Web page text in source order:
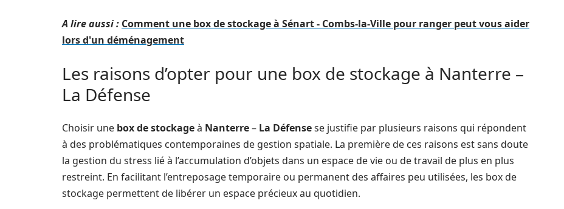
A lire aussi : Comment une box de stockage à Sénart - Combs-la-Ville pour ranger peut vous aider
lors d'un déménagement
Les raisons d’opter pour une box de stockage à Nanterre –
La Défense
Choisir une box de stockageà Nanterre– La Défensese justifie par plusieurs raisons qui répondent
à des problématiques contemporaines de gestion spatiale. La première de ces raisons est sans doute
la gestion du stress lié à l’accumulation d’objets dans un espace de vie ou de travail de plus en plus
restreint. En facilitant l’entreposage temporaire ou permanent des affaires peu utilisées, les box de
stockage permettent de libérer un espace précieux au quotidien.